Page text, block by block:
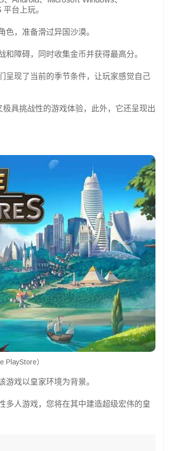
台上玩。
，准备滑过异国沙漠。
障碍，同时收集金币并获得最高分。
呈现了当前的季节条件，让玩家感觉自己
具挑战性的游戏体验，此外，它还呈现出
PlayStore）
游戏以皇家环境为背景。
多人游戏，您将在其中建造超级宏伟的皇